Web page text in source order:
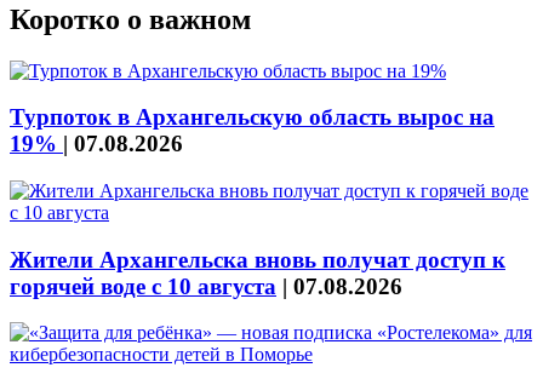
Коротко о важном
Турпоток в Архангельскую область вырос на
19% | 07.08.2026
Жители Архангельска вновь получат доступ к
горячей воде с 10 августа | 07.08.2026